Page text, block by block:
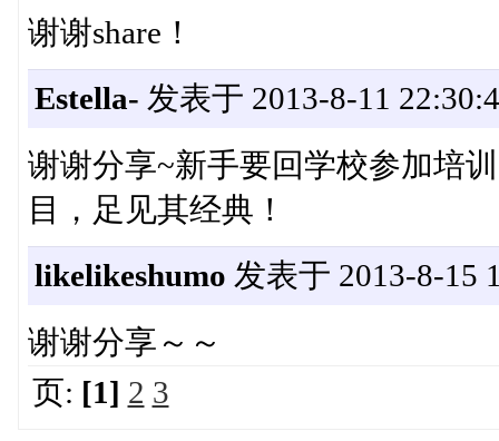
谢谢share！
Estella- 发表于 2013-8-11
谢谢分享~新手要回学校参加培
目，足见其经典！
likelikeshumo 发表于 2013-8-15
谢谢分享～～
页: [1] 2 3